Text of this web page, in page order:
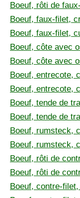
Boeuf, rôti de
Boeuf, faux-filet,
Boeuf, faux-filet,
Boeuf, côte avec
Boeuf, côte avec
Boeuf, entrecote,
Boeuf, entrecote,
Boeuf, tende de
Boeuf, tende de
Boeuf, rumsteck,
Boeuf, rumsteck,
Boeuf, rôti de
Boeuf, rôti de
Boeuf, contre-